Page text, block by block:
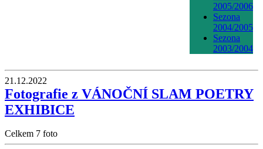
2005/2006
Sezona
2004/2005
Sezona
2003/2004
21.12.2022
Fotografie z VÁNOČNÍ SLAM POETRY
EXHIBICE
Celkem 7 foto